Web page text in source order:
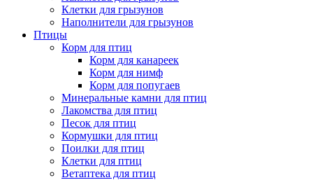
Клетки для грызунов
Наполнители для грызунов
Птицы
Корм для птиц
Корм для канареек
Корм для нимф
Корм для попугаев
Минеральные камни для птиц
Лакомства для птиц
Песок для птиц
Кормушки для птиц
Поилки для птиц
Клетки для птиц
Ветаптека для птиц